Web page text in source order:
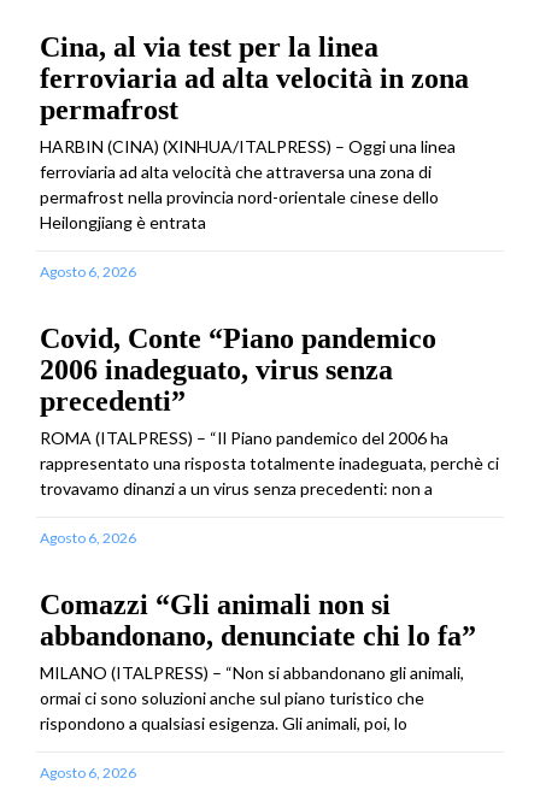
Cina, al via test per la linea
ferroviaria ad alta velocità in zona
permafrost
HARBIN (CINA) (XINHUA/ITALPRESS) – Oggi una linea
ferroviaria ad alta velocità che attraversa una zona di
permafrost nella provincia nord-orientale cinese dello
Heilongjiang è entrata
Agosto 6, 2026
Covid, Conte “Piano pandemico
2006 inadeguato, virus senza
precedenti”
ROMA (ITALPRESS) – “Il Piano pandemico del 2006 ha
rappresentato una risposta totalmente inadeguata, perchè ci
trovavamo dinanzi a un virus senza precedenti: non a
Agosto 6, 2026
Comazzi “Gli animali non si
abbandonano, denunciate chi lo fa”
MILANO (ITALPRESS) – “Non si abbandonano gli animali,
ormai ci sono soluzioni anche sul piano turistico che
rispondono a qualsiasi esigenza. Gli animali, poi, lo
Agosto 6, 2026